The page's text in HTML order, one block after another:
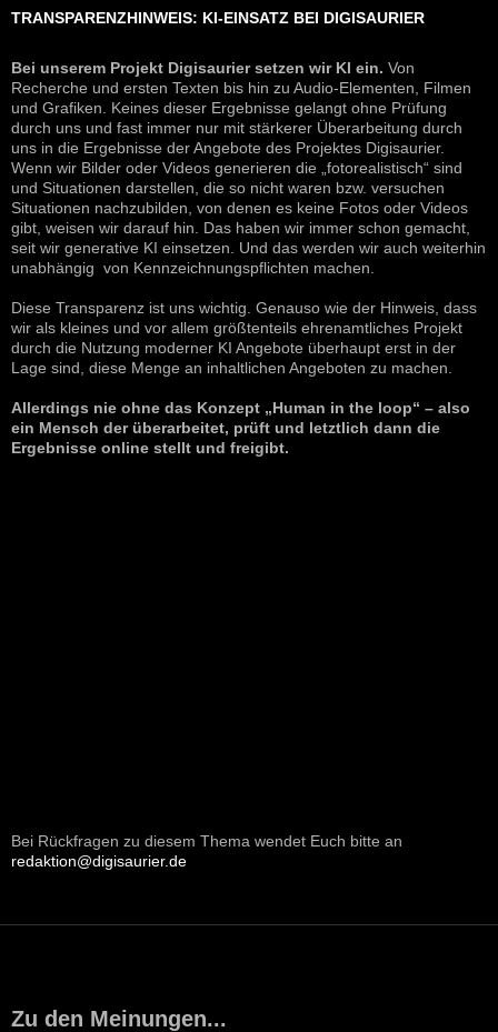
TRANSPARENZHINWEIS: KI-EINSATZ BEI DIGISAURIER
Bei unserem Projekt Digisaurier setzen wir KI ein. Von
Recherche und ersten Texten bis hin zu Audio-Elementen, Filmen
und Grafiken. Keines dieser Ergebnisse gelangt ohne Prüfung
durch uns und fast immer nur mit stärkerer Überarbeitung durch
uns in die Ergebnisse der Angebote des Projektes Digisaurier.
Wenn wir Bilder oder Videos generieren die „fotorealistisch“ sind
und Situationen darstellen, die so nicht waren bzw. versuchen
Situationen nachzubilden, von denen es keine Fotos oder Videos
gibt, weisen wir darauf hin. Das haben wir immer schon gemacht,
seit wir generative KI einsetzen. Und das werden wir auch weiterhin
unabhängig von Kennzeichnungspflichten machen.
Diese Transparenz ist uns wichtig. Genauso wie der Hinweis, dass
wir als kleines und vor allem größtenteils ehrenamtliches Projekt
durch die Nutzung moderner KI Angebote überhaupt erst in der
Lage sind, diese Menge an inhaltlichen Angeboten zu machen.
Allerdings nie ohne das Konzept „Human in the loop“ – also
ein Mensch der überarbeitet, prüft und letztlich dann die
Ergebnisse online stellt und freigibt.
Bei Rückfragen zu diesem Thema wendet Euch bitte an
redaktion@digisaurier.de
Zu den Meinungen...